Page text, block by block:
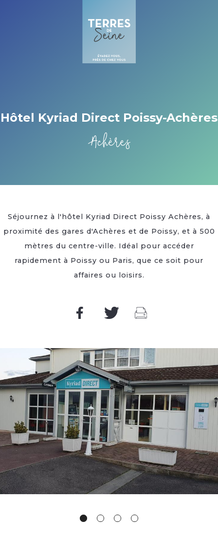
Hôtel Kyriad Direct Poissy-Achères
Achères
Séjournez à l'hôtel Kyriad Direct Poissy Achères, à
proximité des gares d'Achères et de Poissy, et à 500
mètres du centre-ville. Idéal pour accéder
rapidement à Poissy ou Paris, que ce soit pour
affaires ou loisirs.